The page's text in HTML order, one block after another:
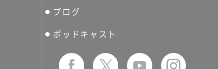
声に模した作品鑑賞を行う、
一風変わったワークショップ
ィングの大会で選手に向かっ
せたおん
友の会
ブログ
ポッドキャスト